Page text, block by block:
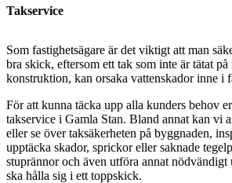
Takservice
Som fastighetsägare är det viktigt att man
bra skick, eftersom ett tak som inte är tätat på
konstruktion, kan orsaka vattenskador inne i
För att kunna täcka upp alla kunders behov
takservice i Gamla Stan. Bland annat kan vi
eller se över taksäkerheten på byggnaden,
upptäcka skador, sprickor eller saknade
stuprännor och även utföra annat
ska hålla sig i ett toppskick.